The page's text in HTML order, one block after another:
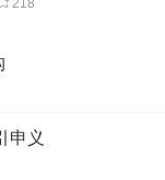
申义